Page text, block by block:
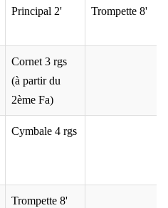
Principal 2' Trompette 8'
Cornet 3 rgs
(à partir du
2ème Fa)
Cymbale 4 rgs
Trompette 8'